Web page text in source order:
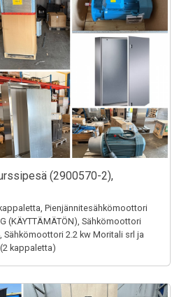
(2900570-2),
Pienjännitesähkömoottori
(KÄYTTÄMÄTÖN), Sähkömoottori
Sähkömoottori 2.2 kw Moritali srl ja
kappaletta)